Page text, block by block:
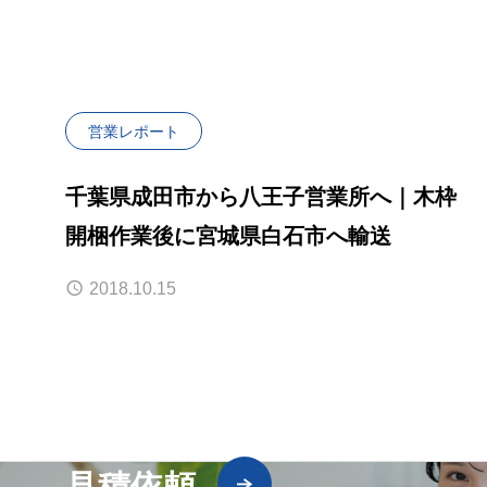
営業レポート
千葉県成田市から八王子営業所へ｜木枠
開梱作業後に宮城県白石市へ輸送
2018.10.15